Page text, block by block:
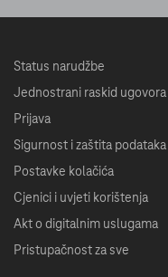
Status narudžbe
Jednostrani raskid ugovora
Prijava
Sigurnost i zaštita podataka
Postavke kolačića
Cjenici i uvjeti korištenja
Akt o digitalnim uslugama
Pristupačnost za sve